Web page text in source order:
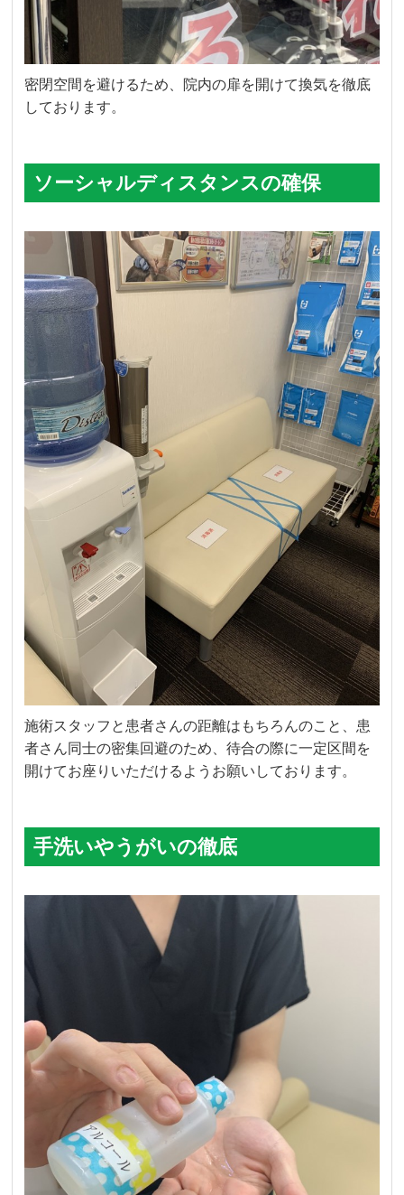
密閉空間を避けるため、院内の扉を開けて換気を徹底
しております。
ソーシャルディスタンスの確保
施術スタッフと患者さんの距離はもちろんのこと、患
者さん同士の密集回避のため、待合の際に一定区間を
開けてお座りいただけるようお願いしております。
手洗いやうがいの徹底